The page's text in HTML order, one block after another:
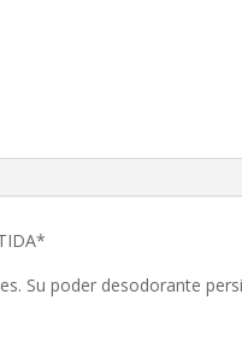
Su poder desodorante